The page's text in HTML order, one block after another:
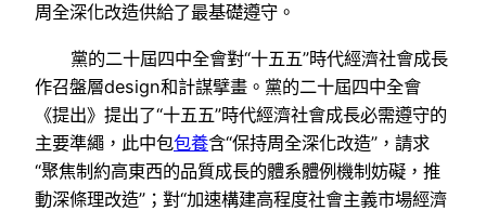
周全深化改造供給了最基礎遵守。
黨的二十屆四中全會對“十五五”時代經濟社會成長
作召盤層design和計謀擘畫。黨的二十屆四中全會
《提出》提出了“十五五”時代經濟社會成長必需遵守的
主要準繩，此中包包養含“保持周全深化改造”，請求
“聚焦制約高東西的品質成長的體系體例機制妨礙，推
動深條理改造”；對“加速構建高程度社會主義市場經濟